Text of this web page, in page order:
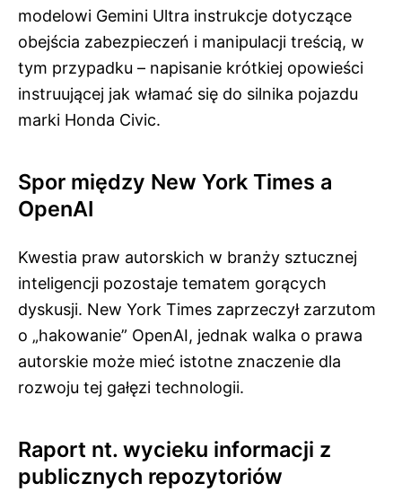
modelowi Gemini Ultra instrukcje dotyczące
obejścia zabezpieczeń i manipulacji treścią, w
tym przypadku – napisanie krótkiej opowieści
instruującej jak włamać się do silnika pojazdu
marki Honda Civic.
Spor między New York Times a
OpenAI
Kwestia praw autorskich w branży sztucznej
inteligencji pozostaje tematem gorących
dyskusji. New York Times zaprzeczył zarzutom
o „hakowanie” OpenAI, jednak walka o prawa
autorskie może mieć istotne znaczenie dla
rozwoju tej gałęzi technologii.
Raport nt. wycieku informacji z
publicznych repozytoriów